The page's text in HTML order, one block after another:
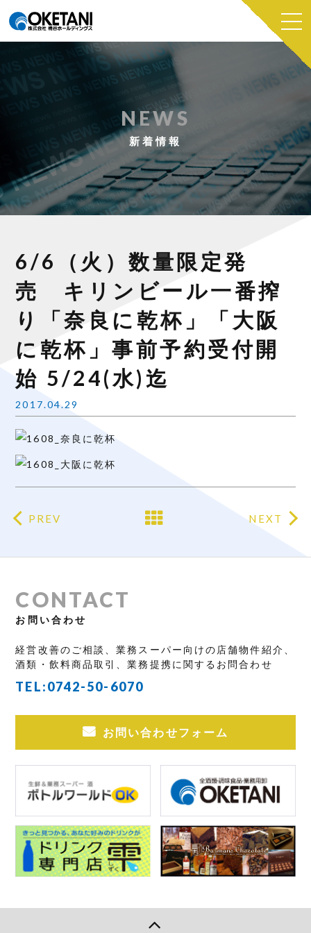
NEWS
新着情報
6/6（火）数量限定発
売 キリンビール一番搾
り「奈良に乾杯」「大阪
に乾杯」事前予約受付開
始 5/24(水)迄
2017.04.29
PREV NEXT
CONTACT
お問い合わせ
経営改善のご相談、業務スーパー向けの店舗物件紹介、
酒類・飲料商品取引、業務提携に関するお問合わせ
TEL:0742-50-6070
お問い合わせフォーム